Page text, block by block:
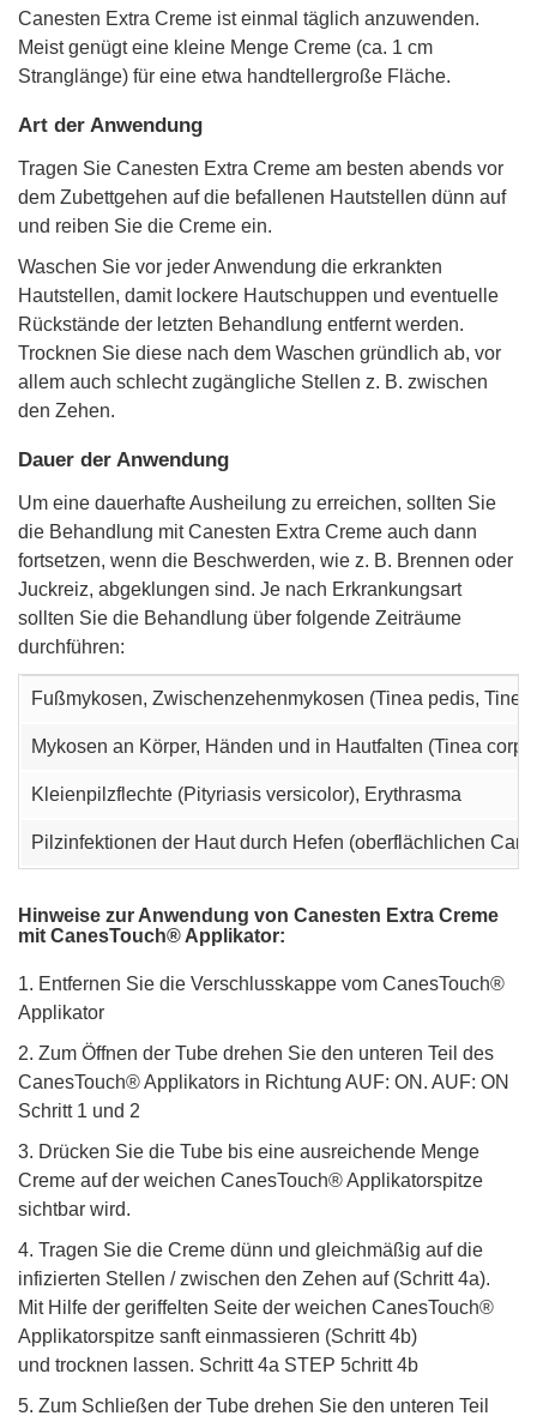
Canesten Extra Creme ist einmal täglich anzuwenden.
Meist genügt eine kleine Menge Creme (ca. 1 cm
Stranglänge) für eine etwa handtellergroße Fläche.
Art der Anwendung
Tragen Sie Canesten Extra Creme am besten abends vor
dem Zubettgehen auf die befallenen Hautstellen dünn auf
und reiben Sie die Creme ein.
Waschen Sie vor jeder Anwendung die erkrankten
Hautstellen, damit lockere Hautschuppen und eventuelle
Rückstände der letzten Behandlung entfernt werden.
Trocknen Sie diese nach dem Waschen gründlich ab, vor
allem auch schlecht zugängliche Stellen z. B. zwischen
den Zehen.
Dauer der Anwendung
Um eine dauerhafte Ausheilung zu erreichen, sollten Sie
die Behandlung mit Canesten Extra Creme auch dann
fortsetzen, wenn die Beschwerden, wie z. B. Brennen oder
Juckreiz, abgeklungen sind. Je nach Erkrankungsart
sollten Sie die Behandlung über folgende Zeiträume
durchführen:
Fußmykosen, Zwischenzehenmykosen (Tinea pedis,
Mykosen an Körper, Händen und in Hautfalten (Tinea
Kleienpilzflechte (Pityriasis versicolor), Erythrasma
Pilzinfektionen der Haut durch Hefen (oberflächlichen
Hinweise zur Anwendung von Canesten Extra Creme
mit CanesTouch® Applikator:
1. Entfernen Sie die Verschlusskappe vom CanesTouch®
Applikator
2. Zum Öffnen der Tube drehen Sie den unteren Teil des
CanesTouch® Applikators in Richtung AUF: ON. AUF: ON
Schritt 1 und 2
3. Drücken Sie die Tube bis eine ausreichende Menge
Creme auf der weichen CanesTouch® Applikatorspitze
sichtbar wird.
4. Tragen Sie die Creme dünn und gleichmäßig auf die
infizierten Stellen / zwischen den Zehen auf (Schritt 4a).
Mit Hilfe der geriffelten Seite der weichen CanesTouch®
Applikatorspitze sanft einmassieren (Schritt 4b)
und trocknen lassen. Schritt 4a STEP 5chritt 4b
5. Zum Schließen der Tube drehen Sie den unteren Teil